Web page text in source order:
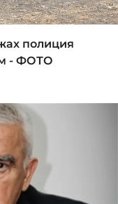
полиция
- ФОТО